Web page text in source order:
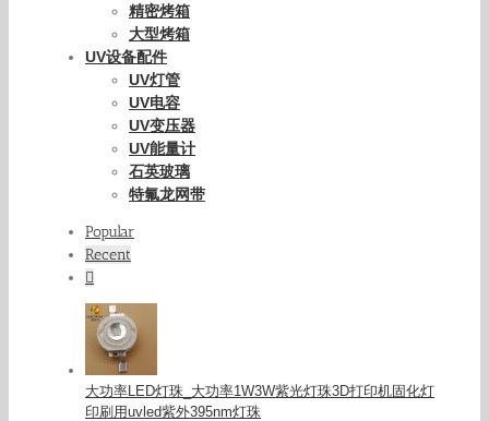
精密烤箱
大型烤箱
UV设备配件
UV灯管
UV电容
UV变压器
UV能量计
石英玻璃
特氟龙网带
Popular
Recent
大功率LED灯珠_大功率1W3W紫光灯珠3D打印机固化灯
印刷用uvled紫外395nm灯珠